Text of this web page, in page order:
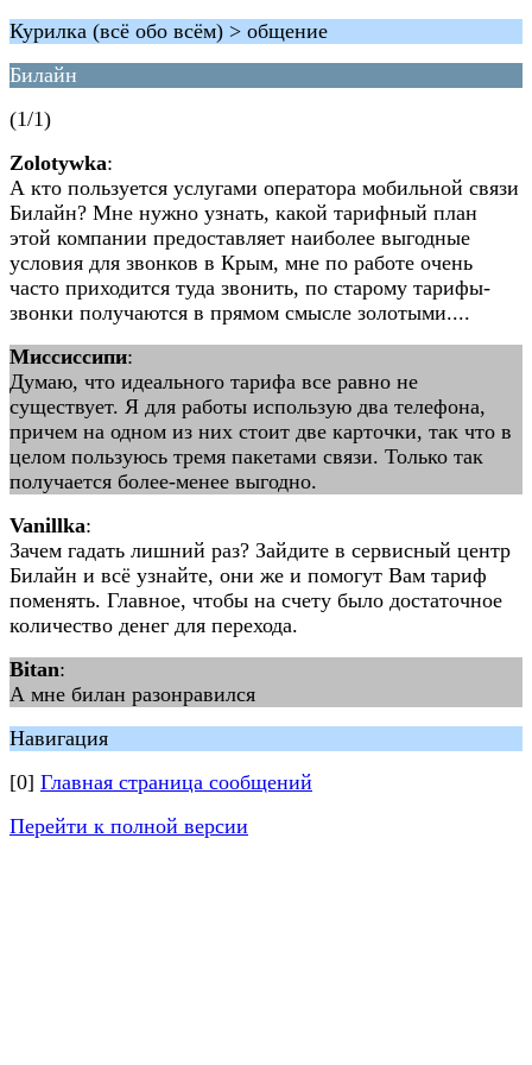
Курилка (всё обо всём) > общение
Билайн
(1/1)
Zolotywka:
А кто пользуется услугами оператора мобильной связи
Билайн? Мне нужно узнать, какой тарифный план
этой компании предоставляет наиболее выгодные
условия для звонков в Крым, мне по работе очень
часто приходится туда звонить, по старому тарифы-
звонки получаются в прямом смысле золотыми....
Миссиссипи:
Думаю, что идеального тарифа все равно не
существует. Я для работы использую два телефона,
причем на одном из них стоит две карточки, так что в
целом пользуюсь тремя пакетами связи. Только так
получается более-менее выгодно.
Vanillka:
Зачем гадать лишний раз? Зайдите в сервисный центр
Билайн и всё узнайте, они же и помогут Вам тариф
поменять. Главное, чтобы на счету было достаточное
количество денег для перехода.
Bitan:
А мне билан разонравился
Навигация
[0] Главная страница сообщений
Перейти к полной версии